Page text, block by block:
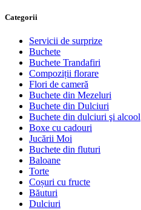
Categorii
Servicii de surprize
Buchete
Buchete Trandafiri
Compoziții florare
Flori de cameră
Buchete din Mezeluri
Buchete din Dulciuri
Buchete din dulciuri şi alcool
Boxe cu cadouri
Jucării Moi
Buchete din fluturi
Baloane
Torte
Coșuri cu fructe
Băuturi
Dulciuri